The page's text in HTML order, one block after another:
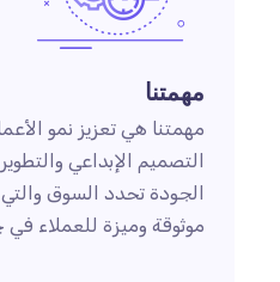
مهمتنا
مهمتنا هي تعزيز نمو
التصميم الإبداعي
الجودة تحدد السوق
موثوقة وميزة للعملاء في